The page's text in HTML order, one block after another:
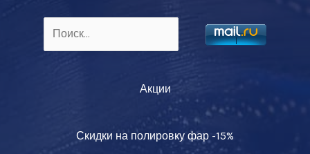
Акции
Скидки на полировку фар -15%